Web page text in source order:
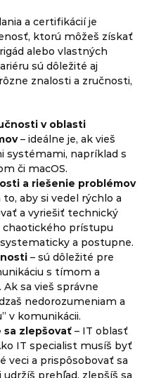
a certifikácií je
ktorú môžeš získať
alebo vlastných
sú dôležité aj
znalosti a zručnosti,
v oblasti
– ideálne je, ak vieš
systémami, napríklad s
či macOS.
a riešenie problémov
aby si vedel rýchlo a
a vyriešiť technický
prístupu
a postupne.
– sú dôležité pre
s tímom a
sa vieš správne
nedorozumeniam a
v komunikácii.
sa zlepšovať– IT oblasť
IT specialist musíš byť
veci a prispôsobovať sa
prehľad, zlepšíš sa